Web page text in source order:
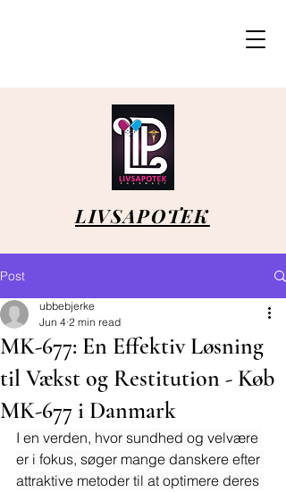
LIVSAPOTEK
Post
MK-677: En Effektiv Løsning
til Vækst og Restitution - Køb
MK-677 i Danmark
ubbebjerke
Jun 4 2 min read
I en verden, hvor sundhed og velvære
er i fokus, søger mange danskere efter
attraktive metoder til at optimere deres